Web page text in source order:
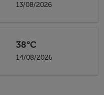
13/08/2026
38°C
14/08/2026